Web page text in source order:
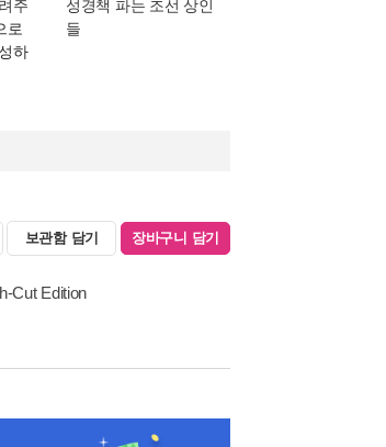
주
로
하
성경책 파는 조선 상인
들
보관함 담기 장바구니 담기
Cut Edition